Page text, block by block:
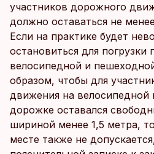
участников дорожного
должно оставаться не
Если на практике будет
остановиться для погрузки
велосипедной и
образом, чтобы для
движения на
дорожке оставался
шириной менее 1,5 метра,
месте также не